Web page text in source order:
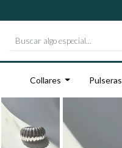
Collares Pulseras